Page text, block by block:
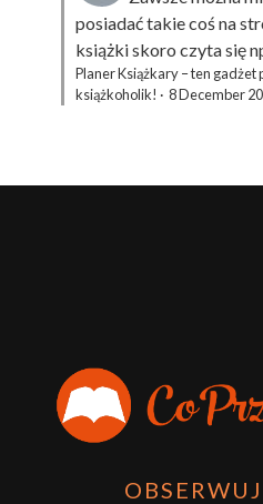
posiadać takie coś na
książki skoro czyta się
Planer Książkary – ten
książkoholik! · 8 December